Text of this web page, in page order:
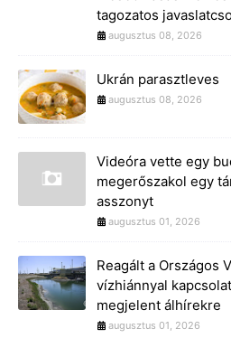
tagozatos
augusztus 08, 2026
Ukrán parasztleves
augusztus 08, 2026
Videóra vette egy
megerőszakol egy
asszonyt
augusztus 01, 2026
Reagált a Országos
vízhiánnyal
megjelent álhírekre
augusztus 01, 2026